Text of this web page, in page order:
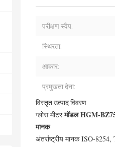
परीक्षण स्वैप:
स्थिरता:
आकार:
प्रमुखता देना:
विस्तृत उत्पाद विवरण
ग्लोस मीटरमॉडल HGM-BZ75
मानक
अंतर्राष्ट्रीय मानक ISO-